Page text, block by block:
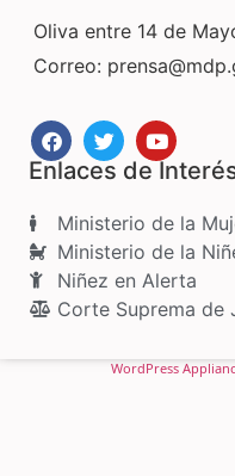
Oliva entre 14 de
Correo:
Enlaces de
Ministerio de la
Ministerio de la
Niñez en Alerta
Corte Suprema de
WordPress